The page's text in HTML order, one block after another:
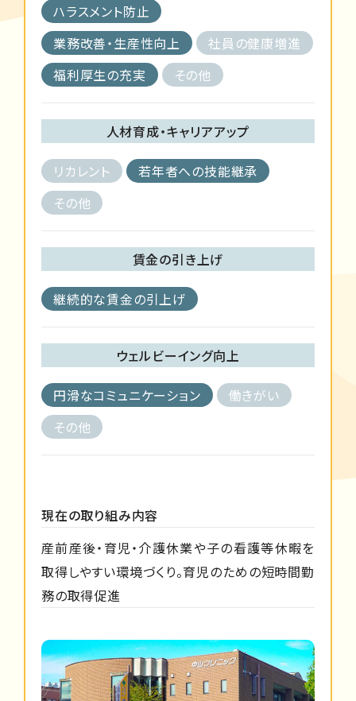
ハラスメント防止
業務改善・生産性向上
社員の健康増進
福利厚生の充実
その他
人材育成・キャリアアップ
リカレント
若年者への技能継承
その他
賃金の引き上げ
継続的な賃金の引上げ
ウェルビーイング向上
円滑なコミュニケーション
働きがい
その他
現在の取り組み内容
産前産後・育児・介護休業や子の看護等休暇を
取得しやすい環境づくり。育児のための短時間勤
務の取得促進